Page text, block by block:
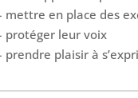
mettre en place des
protéger leur voix
prendre plaisir à